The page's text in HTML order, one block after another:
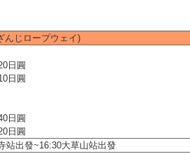
んじロープウェイ)
日圓
日圓
日圓
日圓
站出發~16:30大草山站出發